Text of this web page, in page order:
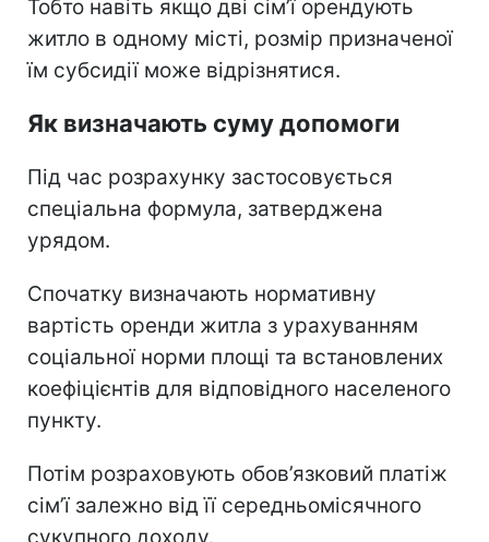
Тобто навіть якщо дві сім’ї орендують
житло в одному місті, розмір призначеної
їм субсидії може відрізнятися.
Як визначають суму допомоги
Під час розрахунку застосовується
спеціальна формула, затверджена
урядом.
Спочатку визначають нормативну
вартість оренди житла з урахуванням
соціальної норми площі та встановлених
коефіцієнтів для відповідного населеного
пункту.
Потім розраховують обов’язковий платіж
сім’ї залежно від її середньомісячного
сукупного доходу.